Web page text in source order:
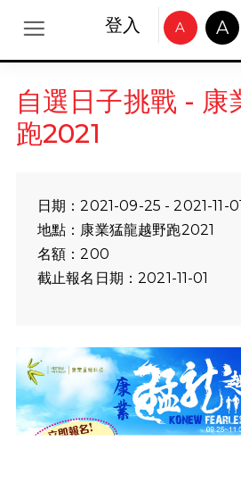
登入 A A
自選日子挑戰 - 康
跑2021
日期：2021-09-25 - 2021-11-
地點：康業猛龍越野跑2021
名額：200
截止報名日期：2021-11-01